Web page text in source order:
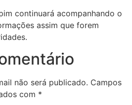
continuará acompanhando o
assim que forem
não será publicado. Campos
com *